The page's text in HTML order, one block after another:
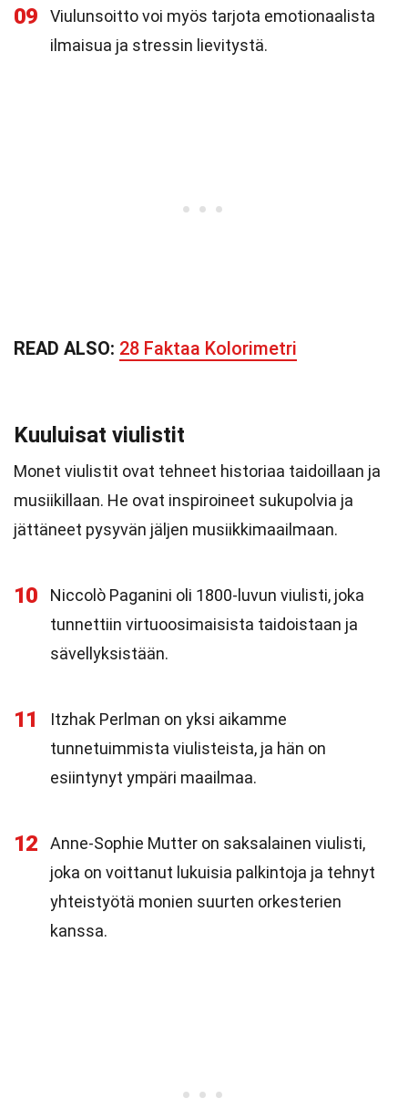
09
Viulunsoitto voi myös tarjota emotionaalista
ilmaisua ja stressin lievitystä.
READ ALSO: 28 Faktaa Kolorimetri
Kuuluisat viulistit
Monet viulistit ovat tehneet historiaa taidoillaan ja
musiikillaan. He ovat inspiroineet sukupolvia ja
jättäneet pysyvän jäljen musiikkimaailmaan.
10
Niccolò Paganini oli 1800-luvun viulisti, joka
tunnettiin virtuoosimaisista taidoistaan ja
sävellyksistään.
11
Itzhak Perlman on yksi aikamme
tunnetuimmista viulisteista, ja hän on
esiintynyt ympäri maailmaa.
12
Anne-Sophie Mutter on saksalainen viulisti,
joka on voittanut lukuisia palkintoja ja tehnyt
yhteistyötä monien suurten orkesterien
kanssa.